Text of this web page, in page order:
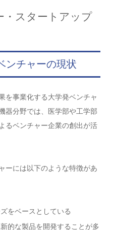
・スタートアップ
ンチャーの現状
を事業化する大学発ベンチャ
器分野では、医学部や工学部
るベンチャー企業の創出が活
ーには以下のような特徴があ
をベースとしている
的な製品を開発することが多